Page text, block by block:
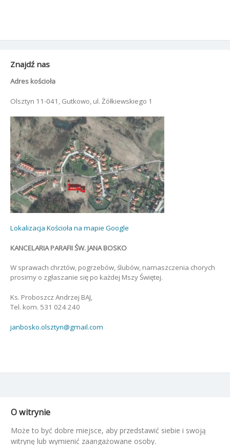
Znajdź nas
Adres kościoła
Olsztyn 11-041, Gutkowo, ul. Żółkiewskiego 1
Lokalizacja Kościoła na mapie Google
KANCELARIA PARAFII ŚW. JANA BOSKO
W sprawach chrztów, pogrzebów, ślubów, namaszczenia chorych
prosimy o zgłaszanie się po każdej Mszy Świętej.
Ks. Proboszcz Andrzej BAJ,
Tel. kom. 531 024 240
janbosko.olsztyn@gmail.com
O witrynie
Może to być dobre miejsce, aby przedstawić siebie i swoją
witrynę lub wymienić zaangażowane osoby.